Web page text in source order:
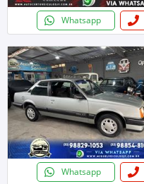
Whatsapp
Whatsapp